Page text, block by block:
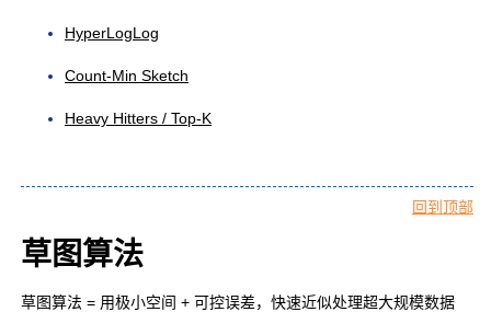
HyperLogLog
Count-Min Sketch
Heavy Hitters / Top-K
回到顶部
草图算法
草图算法 = 用极小空间 + 可控误差，快速近似处理超大规模数据